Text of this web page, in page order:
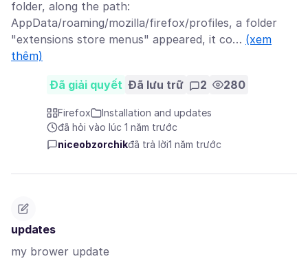
folder, along the path:
AppData/roaming/mozilla/firefox/profiles, a folder
"extensions store menus" appeared, it co… (xem
thêm)
Đã giải quyết Đã lưu trữ 2 280
Firefox
Installation and updates
đã hỏi vào lúc 1 năm trước
niceobzorchikđã trả lời1 năm trước
updates
my brower update